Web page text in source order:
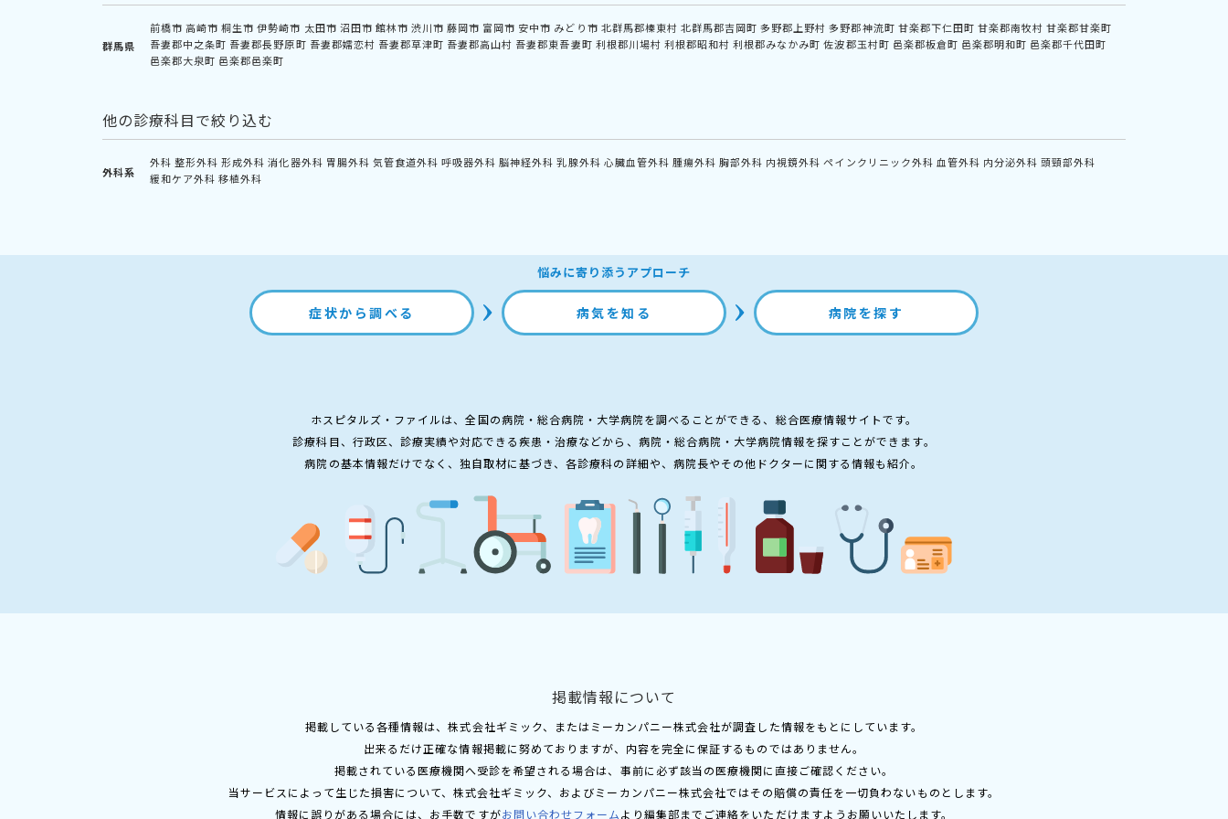
群馬県
前橋市 高崎市 桐生市 伊勢崎市 太田市 沼田市 館林市 渋川市 藤岡市 富岡市 安中市 みどり市 北群馬郡榛東村 北群馬郡吉岡町 多野郡上野村 多野郡神流町 甘楽郡下仁田町 甘楽郡南牧村 甘楽郡甘楽町
吾妻郡中之条町 吾妻郡長野原町 吾妻郡嬬恋村 吾妻郡草津町 吾妻郡高山村 吾妻郡東吾妻町 利根郡川場村 利根郡昭和村 利根郡みなかみ町 佐波郡玉村町 邑楽郡板倉町 邑楽郡明和町 邑楽郡千代田町
邑楽郡大泉町 邑楽郡邑楽町
他の診療科目で絞り込む
外科系
外科 整形外科 形成外科 消化器外科 胃腸外科 気管食道外科 呼吸器外科 脳神経外科 乳腺外科 心臓血管外科 腫瘍外科 胸部外科 内視鏡外科 ペインクリニック外科 血管外科 内分泌外科 頭頸部外科
緩和ケア外科 移植外科
悩みに寄り添うアプローチ
症状から調べる 病気を知る 病院を探す
ホスピタルズ・ファイルは、全国の病院・総合病院・大学病院を調べることができる、総合医療情報サイトです。
診療科目、行政区、診療実績や対応できる疾患・治療などから、病院・総合病院・大学病院情報を探すことができます。
病院の基本情報だけでなく、独自取材に基づき、各診療科の詳細や、病院長やその他ドクターに関する情報も紹介。
掲載情報について
掲載している各種情報は、株式会社ギミック、またはミーカンパニー株式会社が調査した情報をもとにしています。
出来るだけ正確な情報掲載に努めておりますが、内容を完全に保証するものではありません。
掲載されている医療機関へ受診を希望される場合は、事前に必ず該当の医療機関に直接ご確認ください。
当サービスによって生じた損害について、株式会社ギミック、およびミーカンパニー株式会社ではその賠償の責任を一切負わないものとします。
情報に誤りがある場合には、お手数ですがお問い合わせフォームより編集部までご連絡をいただけますようお願いいたします。